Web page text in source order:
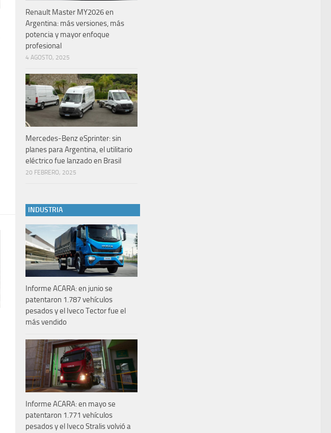
Renault Master MY2026 en
Argentina: más versiones, más
potencia y mayor enfoque
profesional
4 AGOSTO, 2025
Mercedes-Benz eSprinter: sin
planes para Argentina, el utilitario
eléctrico fue lanzado en Brasil
20 FEBRERO, 2025
INDUSTRIA
Informe ACARA: en junio se
patentaron 1.787 vehículos
pesados y el Iveco Tector fue el
más vendido
Informe ACARA: en mayo se
patentaron 1.771 vehículos
pesados y el Iveco Stralis volvió a